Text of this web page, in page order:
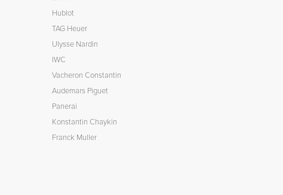
Hublot
TAG Heuer
Ulysse Nardin
IWC
Vacheron Constantin
Audemars Piguet
Panerai
Konstantin Chaykin
Franck Muller